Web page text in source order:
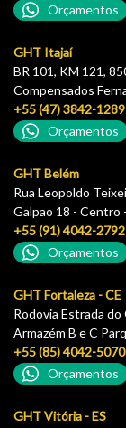
Orçamentos
GHT Itajaí
BR 101, KM 121,
Compensados
+55 (47) 3842-1289
Orçamentos
GHT Belém
Rua Leopoldo
Galpao 18 - Centro
+55 (91) 4042-2792
Orçamentos
GHT Fortaleza - CE
Rodovia Estrada
Armazém B e C
+55 (85) 4042-5070
Orçamentos
GHT Vitória - ES